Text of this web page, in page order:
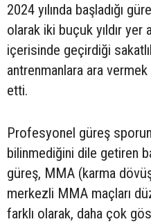
2024 yılında başladığı
olarak iki buçuk yıldır yer
içerisinde geçirdiği
antrenmanlara ara vermek
etti.
Profesyonel güreş
bilinmediğini dile getiren
güreş, MMA (karma
merkezli MMA maçları
farklı olarak, daha çok